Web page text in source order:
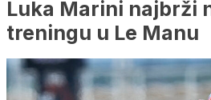
Luka Marini najbrži
treningu u Le Manu